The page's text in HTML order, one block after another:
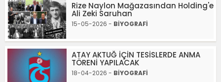
Rize Naylon Mağazasından Holding'e
Ali Zeki Saruhan
15-05-2026 - BİYOGRAFİ
ATAY AKTUĞ İÇİN TESİSLERDE ANMA
TÖRENİ YAPILACAK
18-04-2026 - BİYOGRAFİ